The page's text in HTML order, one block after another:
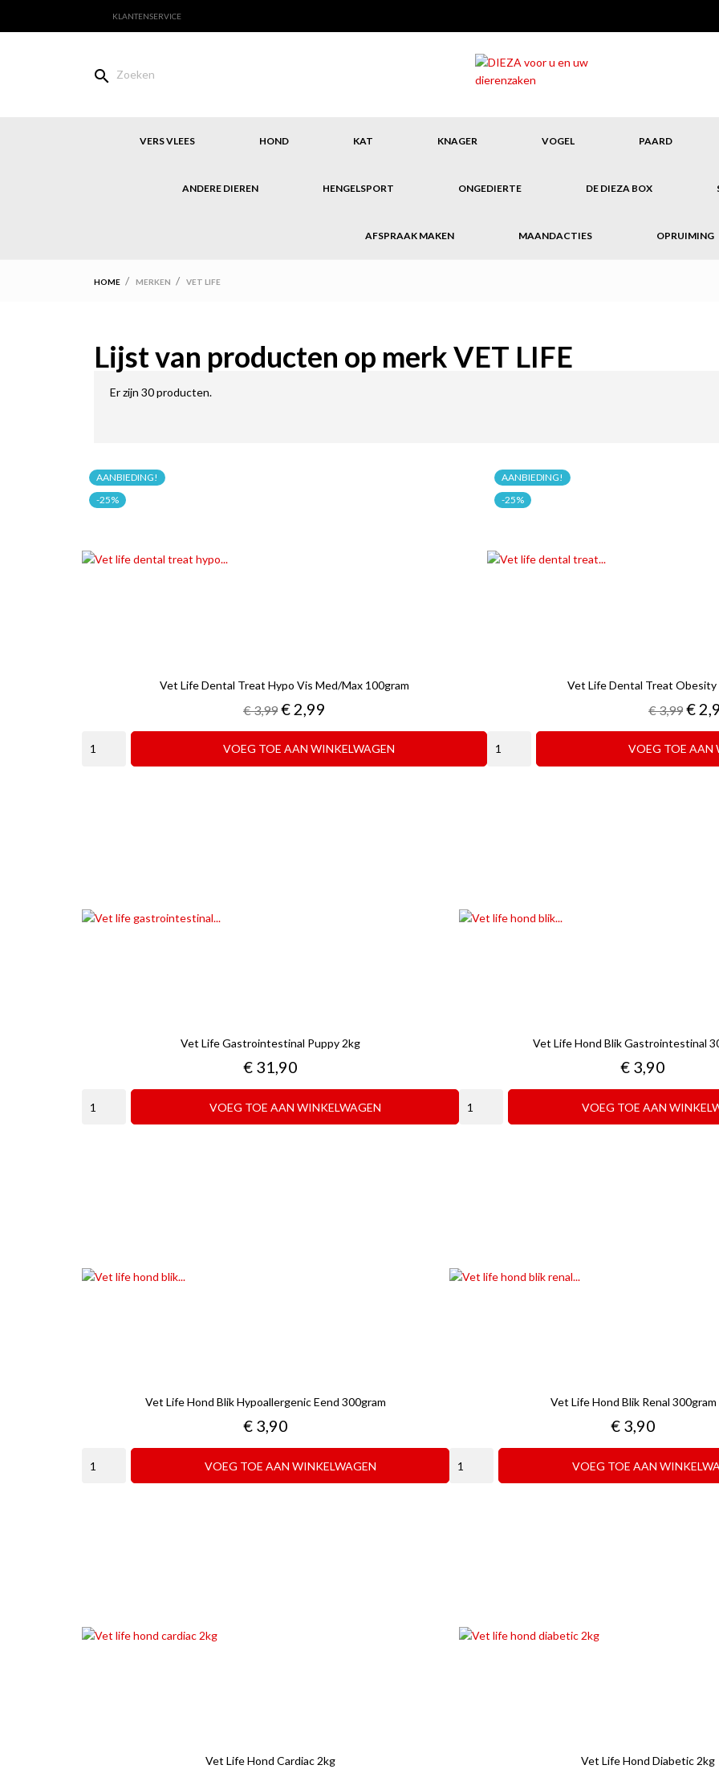
KLANTENSERVICE

VERS VLEES HOND KAT KNAGER VOGEL PAARD
ANDERE DIEREN HENGELSPORT ONGEDIERTE DE DIEZA BOX
AFSPRAAK MAKEN MAANDACTIES OPRUIMING
HOME MERKEN VET LIFE
Lijst van producten op merk VET LIFE
Er zijn 30 producten.
Vet Life Dental Treat Hypo Vis Med/max 100gram
Reguliere
€ 3,99 Prijs
€ 2,99
VOEG TOE AAN WINKELWAGEN
AANBIEDING!
-25%
Vet Life Dental Treat Obesity
Reguliere
€ 3,99 Prijs
€
VOEG TOE AAN
AANBIEDING!
-25%
Vet Life Gastrointestinal Puppy 2kg
Prijs
€ 31,90
VOEG TOE AAN WINKELWAGEN
Vet Life Hond Blik Gastrointestinal
Prijs
€ 3,90
VOEG TOE AAN
Vet Life Hond Blik Hypoallergenic Eend 300gram
Prijs
€ 3,90
VOEG TOE AAN WINKELWAGEN
Vet Life Hond Blik Renal 300gram
Prijs
€ 3,90
VOEG TOE AAN
Vet Life Hond Cardiac 2kg Vet Life Hond Diabetic 2kg